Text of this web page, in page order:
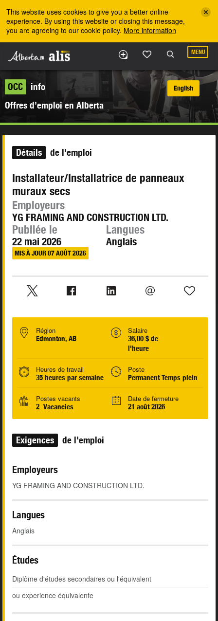
This website uses cookies to give you a better online
experience. By using this website or closing this message,
you are agreeing to our cookie policy. More information
MENU
OCC
info
Offres d’emploi en Alberta
English
Détails de l'emploi
Installateur/Installatrice de panneaux
muraux secs
Employeurs
YG FRAMING AND CONSTRUCTION LTD.
Publiée le
22 mai 2026
MIS À JOUR 07 AOÛT 2026
Langues
Anglais
Région
Edmonton, AB
Salaire
36,00 $ de
l'heure
Heures de travail
35 heures par semaine
Poste
Permanent Temps plein
Postes vacants
2 Vacancies
Date de fermeture
21 août 2026
Exigences de l'emploi
Employeurs
YG FRAMING AND CONSTRUCTION LTD.
Langues
Anglais
Études
Diplôme d'études secondaires ou l'équivalent
ou experience équivalente